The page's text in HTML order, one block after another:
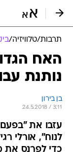
תרבות/טלוויזיה/
האח
נותנת
בן בירון
24.5.2018 / 3:11
עזבו את "בפעם
לנוח", אורלי
כדי לפרנס את